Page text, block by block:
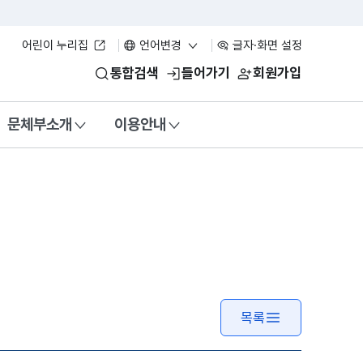
어린이 누리집 언어변경 글자·화면 설정
통합검색 들어가기 회원가입
문체부소개 이용안내
목록